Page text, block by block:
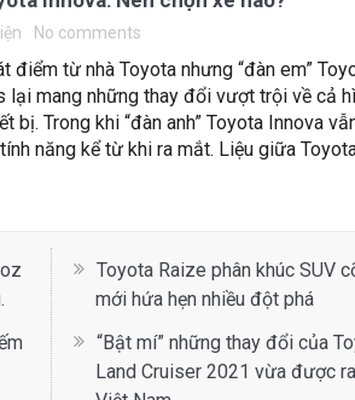
No comments
điểm từ nhà Toyota nhưng “đàn em”
lại mang những thay đổi vượt trội về cả
bị. Trong khi “đàn anh” Toyota Innova
năng kể từ khi ra mắt. Liệu giữa
Toyota Raize phân khúc SUV
mới hứa hẹn nhiều đột phá
“Bật mí” những thay đổi của
Land Cruiser 2021 vừa được